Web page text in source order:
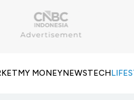
MY MONEYNEWSTECH